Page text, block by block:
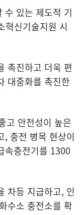
수 있는 제도적 기
혁신기술지원 시
촉진하고 더욱 편
대중화를 촉진한
고 안전성이 높은
, 충전 병목 현상이
속충전기를 1300
차등 지급하고, 인
수소 충전소를 확